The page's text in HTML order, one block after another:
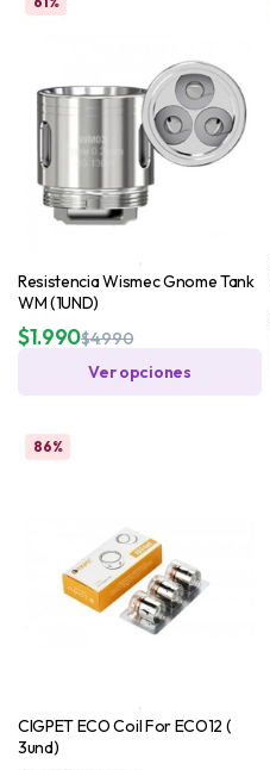
Resistencia Wismec Gnome Tank
WM (1UND)
$4.990
$1.990
Ver opciones
86%
CIGPET ECO Coil For ECO12 (
3und)